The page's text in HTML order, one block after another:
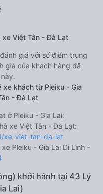
Việt Tân - Đà Lạt
giá với số điểm trung
giá của khách hàng đã
xe khách từ Pleiku - Gia
- Đà Lạt
ở Pleiku - Gia Lai:
xe Việt Tân - Đà Lạt:
xe-viet-tan-da-lat
Pleiku - Gia Lai Di Linh -
khởi hành tại 43 Lý
Lai)